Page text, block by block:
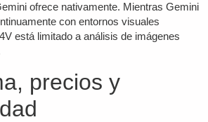
ofrece nativamente. Mientras Gemini
con entornos visuales
está limitado a análisis de imágenes
precios y